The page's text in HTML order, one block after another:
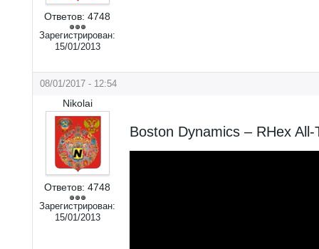
Ответов: 4748
Зарегистрирован:
15/01/2013
08/01/2017 - 12:54
Nikolai
Ответов: 4748
Зарегистрирован:
15/01/2013
Boston Dynamics – RHex All-